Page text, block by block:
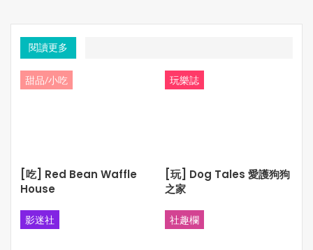
票，在這個春節為自己和家人獻上一份畢生難忘的新年禮
於大都會廣場138A室(金城餅家舊址)購買 “四海同春” 多倫
閱讀更多
甜品/小吃
[吃] Red Bean Waffle
House
玩樂誌
[玩] Dog Tales 愛護狗狗
之家
影迷社 社趣欄